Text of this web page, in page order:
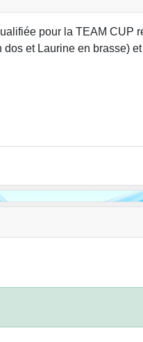
pour la TEAM CUP
et Laurine en brasse)